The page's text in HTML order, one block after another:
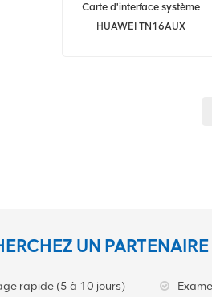
Carte d'interface système
HUAWEI TN16AUX
UN
rapide (5 à 10 jours)